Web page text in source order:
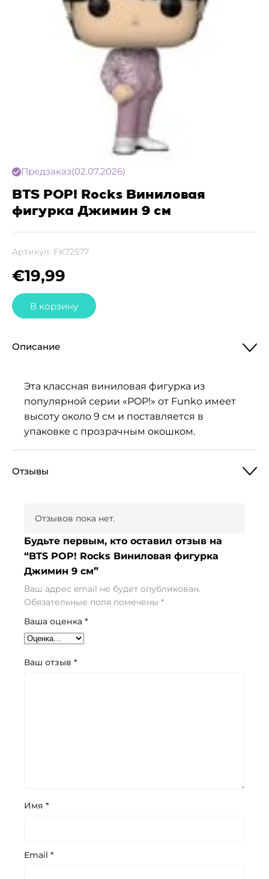
Предзаказ(02.07.2026)
BTS POP! Rocks Виниловая
фигурка Джимин 9 см
Артикул: FK72577
€19,99
В корзину
Описание
Эта классная виниловая фигурка из
популярной серии «POP!» от Funko имеет
высоту около 9 см и поставляется в
упаковке с прозрачным окошком.
Отзывы
Отзывов пока нет.
Будьте первым, кто оставил отзыв на
“BTS POP! Rocks Виниловая фигурка
Джимин 9 см”
Ваш адрес email не будет опубликован.
Обязательные поля помечены *
Ваша оценка *
Ваш отзыв *
Имя *
Email *